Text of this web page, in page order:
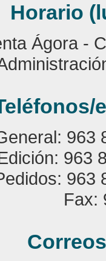
Horario
Ágora -
963
963
963
Fax: